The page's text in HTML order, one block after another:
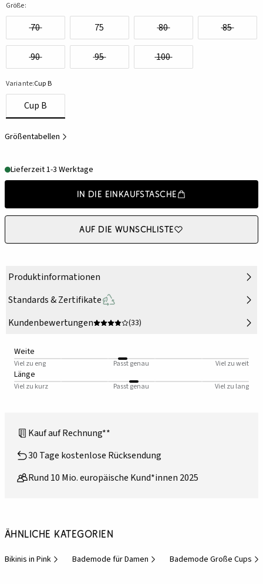
Größe:
70 75 80 85
90 95 100
Variante:Cup B
Cup B
Größentabellen
Lieferzeit 1-3 Werktage
In die Einkaufstasche
Auf die Wunschliste
Produktinformationen
Standards & Zertifikate
Kundenbewertungen
(33)
Weite
Viel zu eng Passt genau Viel zu weit
Länge
Viel zu kurz Passt genau Viel zu lang
Kauf auf Rechnung**
30 Tage kostenlose Rücksendung
Rund 10 Mio. europäische Kund*innen 2025
Ähnliche Kategorien
Bikinis in Pink Bademode für Damen Bademode Große Cups